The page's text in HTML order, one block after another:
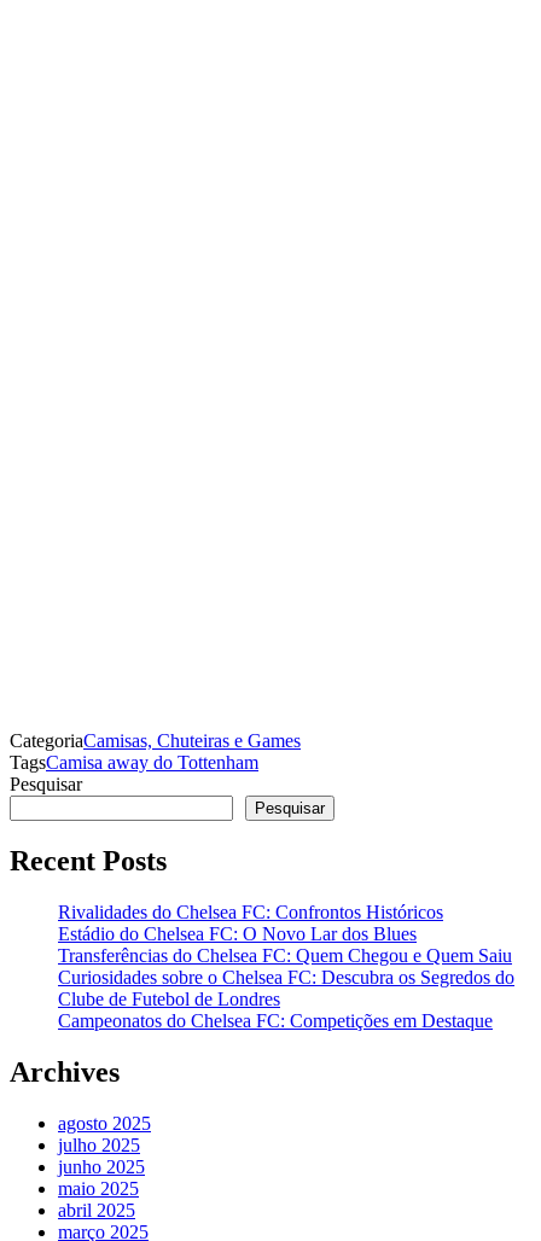
CategoriaCamisas, Chuteiras e Games
TagsCamisa away do Tottenham
Pesquisar
Pesquisar
Recent Posts
Rivalidades do Chelsea FC: Confrontos Históricos
Estádio do Chelsea FC: O Novo Lar dos Blues
Transferências do Chelsea FC: Quem Chegou e Quem Saiu
Curiosidades sobre o Chelsea FC: Descubra os Segredos do
Clube de Futebol de Londres
Campeonatos do Chelsea FC: Competições em Destaque
Archives
agosto 2025
julho 2025
junho 2025
maio 2025
abril 2025
março 2025